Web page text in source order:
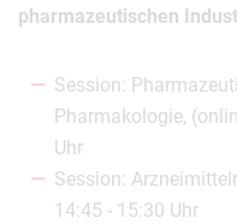
pharmazeutischen
Session:
Pharmakologie,
Uhr
Session:
14:45 - 15:30 Uhr